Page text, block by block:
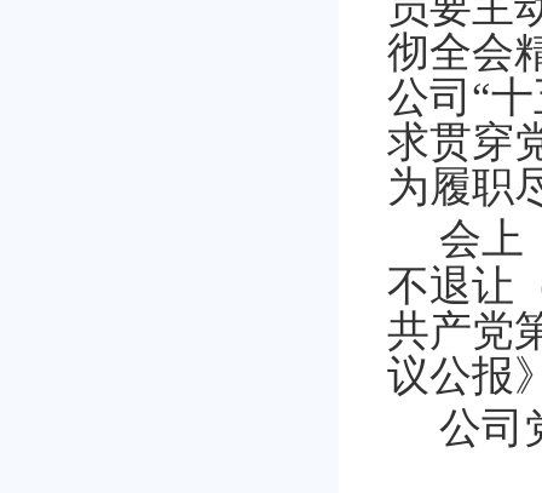
彻全会
公司“
求贯穿
为履职
会上
不退让
共产党
议公报
公司